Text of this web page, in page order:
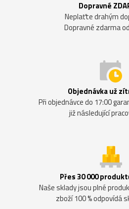
Dopravné
Neplaťte drahým
Dopravné zdarma
Objednávka už
Při objednávce do 17:00
již následující
Přes 30 000
Naše sklady jsou plné
zboží 100 % odpovídá